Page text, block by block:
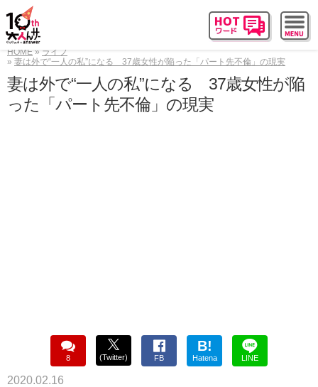
HOME
ライフ
妻は外で“一人の私”になる 37歳女性が陥った「パート先不倫」の現実
妻は外で“一人の私”になる 37歳女性が陥
った「パート先不倫」の現実
8 (Twitter) FB
B!
Hatena LINE
2020.02.16